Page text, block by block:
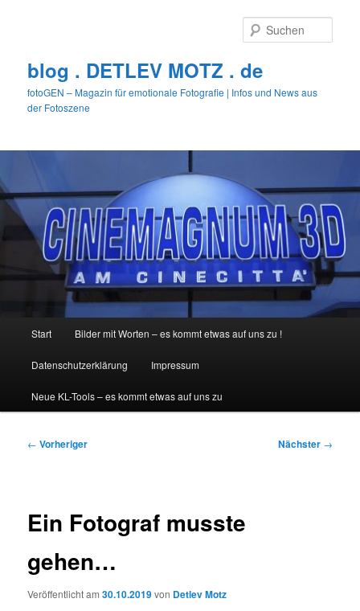
blog . DETLEV MOTZ . de
fotoGEN – Magazin für emotionale Fotografie | Infos und News aus
der Fotoszene
Start Bilder mit Worten – es kommt etwas auf uns zu !
Datenschutzerklärung Impressum
Neue KL-Tools – es kommt etwas auf uns zu
Beitragsnavigation
← Vorheriger Nächster →
Ein Fotograf musste
gehen…
Veröffentlicht am30.10.2019von Detlev Motz